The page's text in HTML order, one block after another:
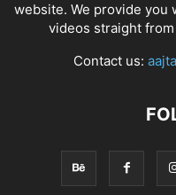
website. We provide you
videos straight
Contact us: